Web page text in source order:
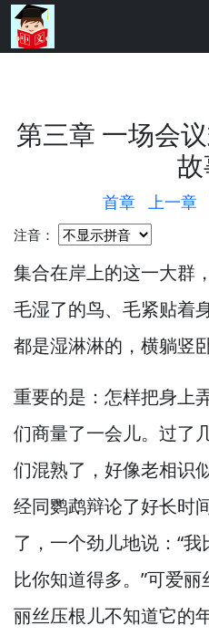
第三章 一场会
首章 上一章
注音：
集合在岸上的这一大群，
毛湿了的鸟、毛紧贴着
都是湿淋淋的， 横躺竖
重要的是：怎样把身上
们商量了一会儿。 过了
们混熟了， 好像老相识
经同鹦鹉辩论了好长时
了， 一个劲儿地说：“我
比你知道得多。”可爱丽
丽丝压根儿不知道它的